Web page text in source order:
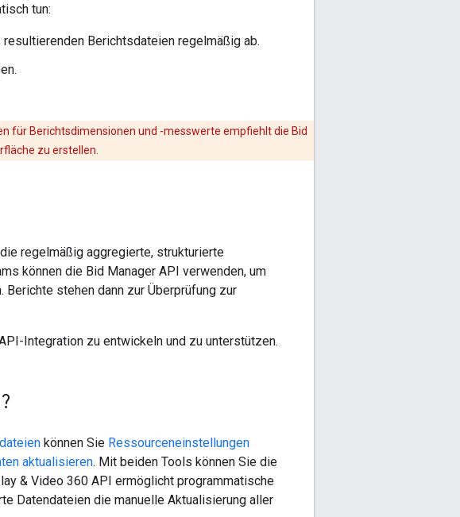
tun:
Berichtsdateien regelmäßig ab.
für Berichtsdimensionen und -messwerte empfiehlt die Bid
zu erstellen.
regelmäßig aggregierte, strukturierte
können die Bid Manager API verwenden, um
stehen dann zur Überprüfung zur
Integration zu entwickeln und zu unterstützen.
können Sie Ressourceneinstellungen
aktualisieren. Mit beiden Tools können Sie die
& Video 360 API ermöglicht programmatische
Datendateien die manuelle Aktualisierung aller